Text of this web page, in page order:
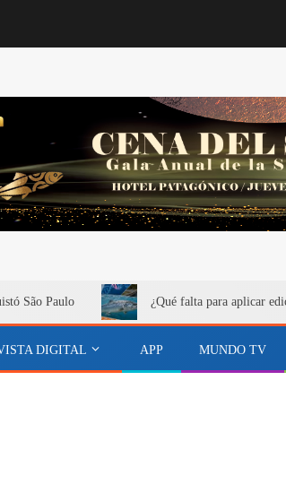
São Paulo ¿Qué falta para aplicar
DIGITAL APP MUNDO TV